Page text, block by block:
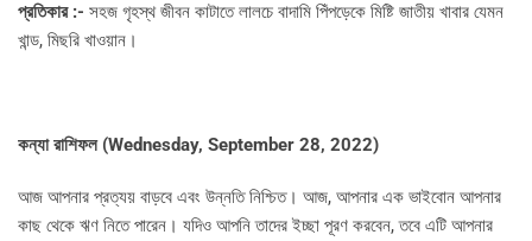
প্রতিকার :- সহজ গৃহস্থ জীবন কাটাতে লালচে বাদামি পিঁপড়েকে মিষ্টি জাতীয় খাবার যেমন
খান্ড, মিছরি খাওয়ান।
কন্যা রাশিফল (Wednesday, September 28, 2022)
আজ আপনার প্রত্যয় বাড়বে এবং উন্নতি নিশ্চিত। আজ, আপনার এক ভাইবোন আপনার
কাছ থেকে ঋণ নিতে পারেন। যদিও আপনি তাদের ইচ্ছা পূরণ করবেন, তবে এটি আপনার